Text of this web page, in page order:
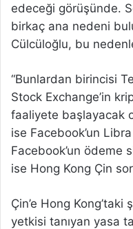
edeceği görüşünde.
birkaç ana nedeni
Cülcüloğlu, bu
“Bunlardan birincisi
Stock Exchange’in
faaliyete başlayacak
ise Facebook’un
Facebook’un ödeme
ise Hong Kong Çin
Çin’e Hong
yetkisi tanıyan yasa